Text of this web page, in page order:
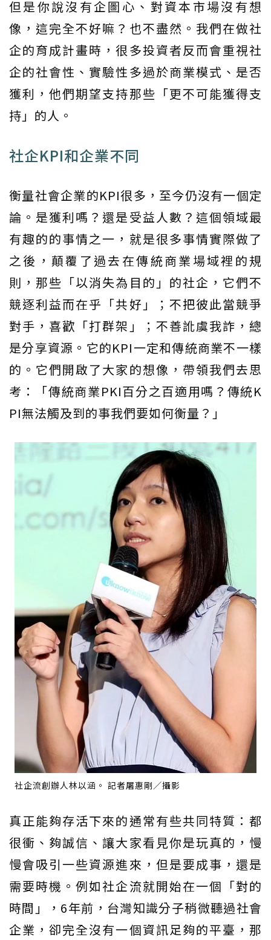
但是你說沒有企圖心、對資本市場沒有想
像，這完全不好嘛？也不盡然。我們在做社
企的育成計畫時，很多投資者反而會重視社
企的社會性、實驗性多過於商業模式、是否
獲利，他們期望支持那些「更不可能獲得支
持」的人。
社企KPI和企業不同
衡量社會企業的KPI很多，至今仍沒有一個定
論。是獲利嗎？還是受益人數？這個領域最
有趣的的事情之一，就是很多事情實際做了
之後，顛覆了過去在傳統商業場域裡的規
則，那些「以消失為目的」的社企，它們不
競逐利益而在乎「共好」；不把彼此當競爭
對手，喜歡「打群架」；不善訛虞我詐，總
是分享資源。它的KPI一定和傳統商業不一樣
的。它們開啟了大家的想像，帶領我們去思
考：「傳統商業PKI百分之百適用嗎？傳統K
PI無法觸及到的事我們要如何衡量？」
社企流創辦人林以涵。 記者屠惠剛／攝影
真正能夠存活下來的通常有些共同特質：都
很衝、夠誠信、讓大家看見你是玩真的，慢
慢會吸引一些資源進來，但是要成事，還是
需要時機。例如社企流就開始在一個「對的
時間」，6年前，台灣知識分子稍微聽過社會
企業，卻完全沒有一個資訊足夠的平臺，那